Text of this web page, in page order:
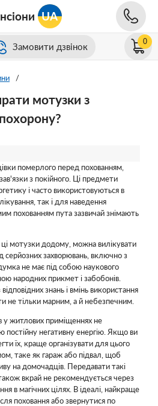
UA
Замовити дзвінок 0
/
мотузки з
померлого перед похованням,
з покійного. Ці предмети
і часто використовуються в
так і для наведення
похованням пута зазвичай знімають
ці мотузки додому, можна вилікувати
серйозних захворювань, включно з
не має під собою наукового
народних прикмет і забобонів.
знань і вмінь використання
не тільки марним, а й небезпечним.
у житлових приміщеннях не
постійну негативну енергію. Якщо ви
їх, краще організувати для цього
таке як гараж або підвал, щоб
на домочадців. Передавати такі
вкрай не рекомендується через
в магічних цілях. В ідеалі, найкраще
поховання або звернутися по